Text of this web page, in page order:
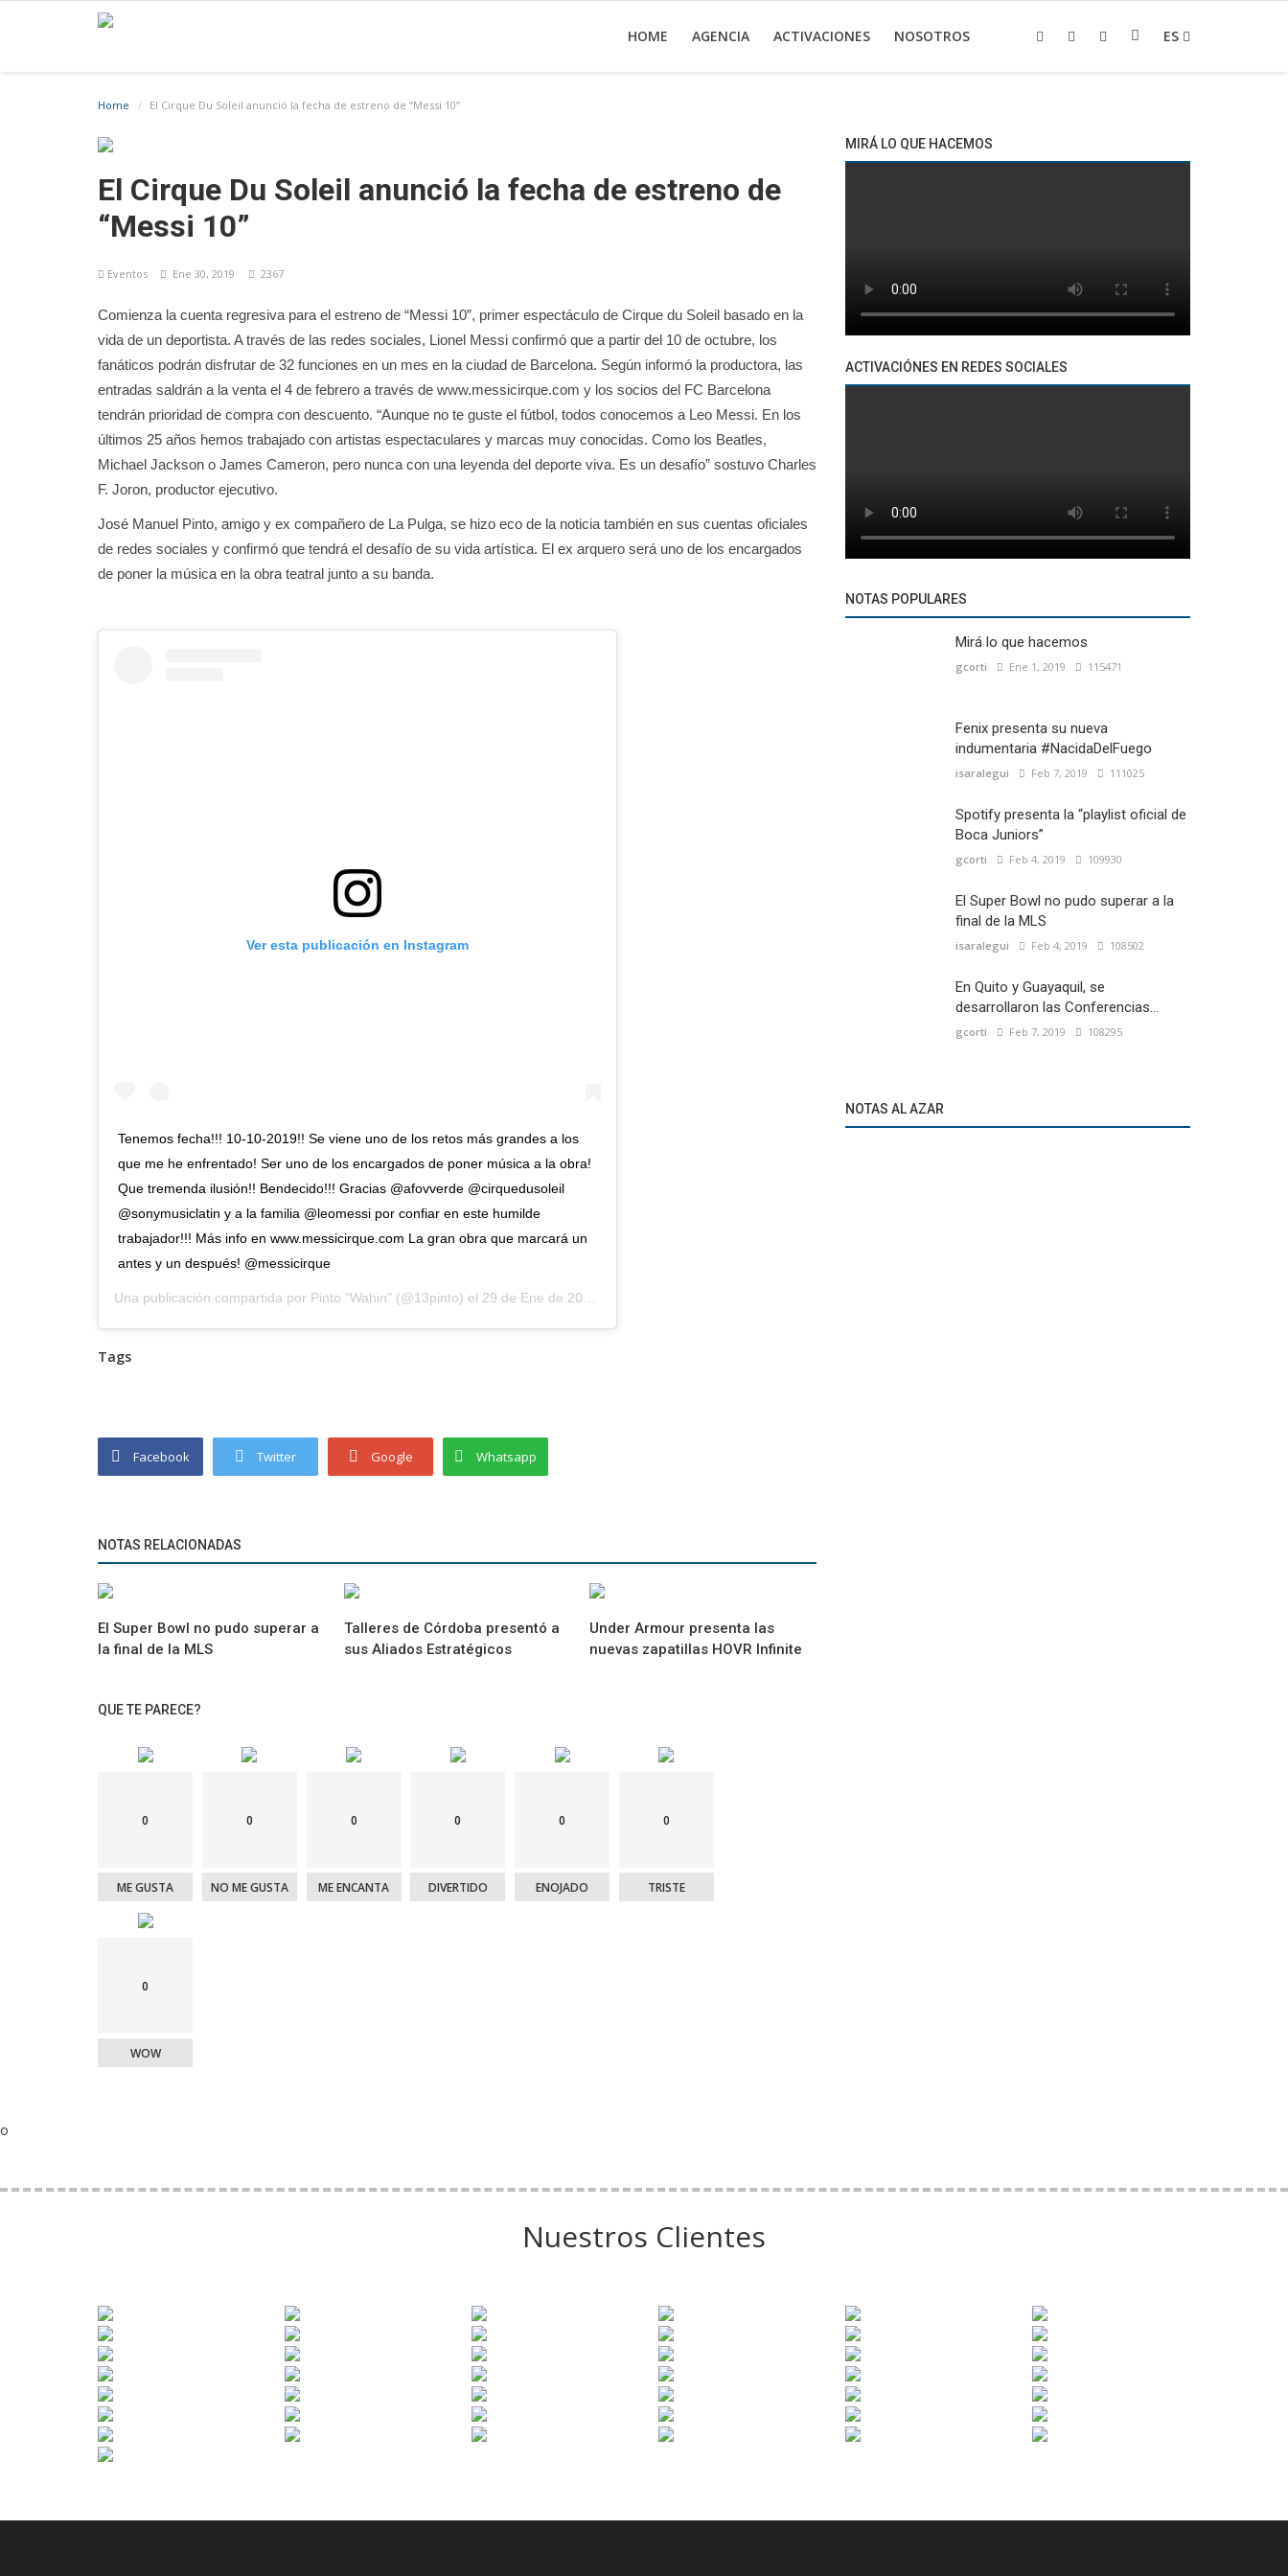
HOME AGENCIA ACTIVACIONES NOSOTROS ES
Home El Cirque Du Soleil anunció la fecha de estreno de “Messi 10”
El Cirque Du Soleil anunció la fecha de estreno de
“Messi 10”
Eventos Ene 30, 2019 2367
Comienza la cuenta regresiva para el estreno de “Messi 10”, primer espectáculo de Cirque du Soleil basado en la
vida de un deportista. A través de las redes sociales, Lionel Messi confirmó que a partir del 10 de octubre, los
fanáticos podrán disfrutar de 32 funciones en un mes en la ciudad de Barcelona. Según informó la productora, las
entradas saldrán a la venta el 4 de febrero a través de www.messicirque.com y los socios del FC Barcelona
tendrán prioridad de compra con descuento. “Aunque no te guste el fútbol, ​​todos conocemos a Leo Messi. En los
últimos 25 años hemos trabajado con artistas espectaculares y marcas muy conocidas. Como los Beatles,
Michael Jackson o James Cameron, pero nunca con una leyenda del deporte viva. Es un desafío” sostuvo Charles
F. Joron, productor ejecutivo.
José Manuel Pinto, amigo y ex compañero de La Pulga, se hizo eco de la noticia también en sus cuentas oficiales
de redes sociales y confirmó que tendrá el desafío de su vida artística. El ex arquero será uno de los encargados
de poner la música en la obra teatral junto a su banda.
Ver esta publicación en Instagram
Tenemos fecha!!! 10-10-2019!! Se viene uno de los retos más grandes a los
que me he enfrentado! Ser uno de los encargados de poner música a la obra!
Que tremenda ilusión!! Bendecido!!! Gracias @afovverde @cirquedusoleil
@sonymusiclatin y a la familia @leomessi por confiar en este humilde
trabajador!!! Más info en www.messicirque.com La gran obra que marcará un
antes y un después! @messicirque
Una publicación compartida por Pinto "Wahin" (@13pinto) el 29 de Ene de 2019 a las 4:51 PST
Tags
Facebook Twitter Google Whatsapp
NOTAS RELACIONADAS
El Super Bowl no pudo superar a
la final de la MLS
Talleres de Córdoba presentó a
sus Aliados Estratégicos
Under Armour presenta las
nuevas zapatillas HOVR Infinite
QUE TE PARECE?
0
ME GUSTA
0
NO ME GUSTA
0
ME ENCANTA
0
DIVERTIDO
0
ENOJADO
0
TRISTE
0
WOW
MIRÁ LO QUE HACEMOS
ACTIVACIÓNES EN REDES SOCIALES
NOTAS POPULARES
Mirá lo que hacemos
gcorti Ene 1, 2019 115471
Fenix presenta su nueva
indumentaria #NacidaDelFuego
isaralegui Feb 7, 2019 111025
Spotify presenta la “playlist oficial de
Boca Juniors”
gcorti Feb 4, 2019 109930
El Super Bowl no pudo superar a la
final de la MLS
isaralegui Feb 4, 2019 108502
En Quito y Guayaquil, se
desarrollaron las Conferencias...
gcorti Feb 7, 2019 108295
NOTAS AL AZAR
o
Nuestros Clientes